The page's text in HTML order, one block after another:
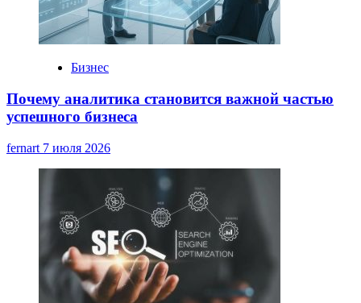
Бизнес
Почему аналитика становится важной частью
успешного бизнеса
fernart 7 июля 2026